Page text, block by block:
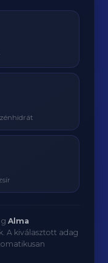
gAlma
A kiválasztott adag